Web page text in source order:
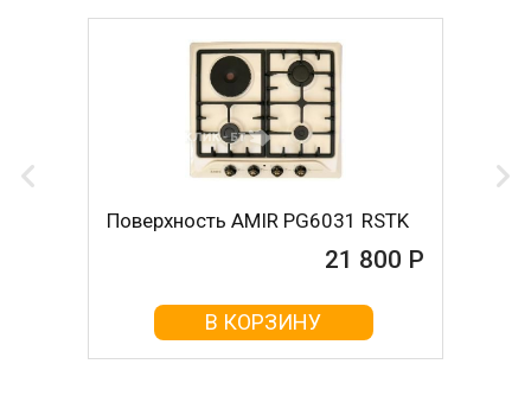
Поверхность AMIR PG6031 RSTK
21 800 Р
В КОРЗИНУ